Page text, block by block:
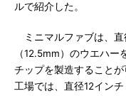
ルで紹介した。
ミニマルファブは、直
（12.5mm）のウエハー
チップを製造すること
工場では、直径12イン